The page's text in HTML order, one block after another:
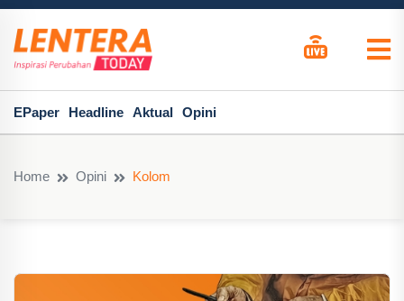
EPaper Headline Aktual Opini
Home Opini Kolom